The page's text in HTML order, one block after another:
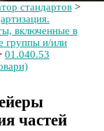
стандартов >
включенные в
группы и/или
01.040.53
частей